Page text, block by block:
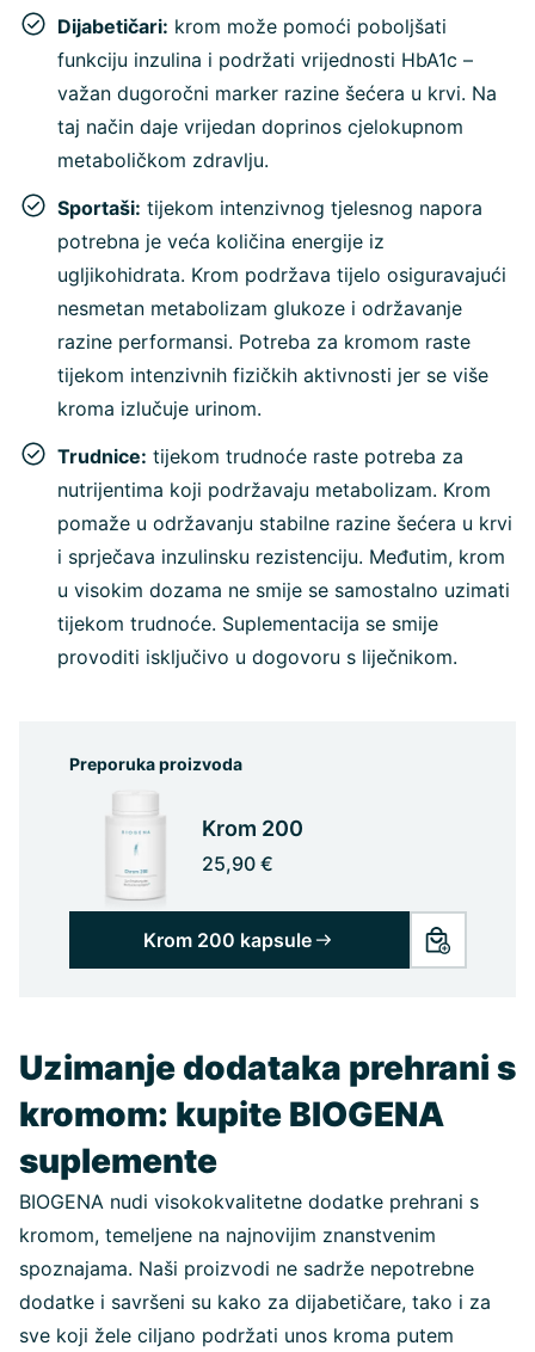
Dijabetičari: krom može pomoći poboljšati
funkciju inzulina i podržati vrijednosti HbA1c –
važan dugoročni marker razine šećera u krvi. Na
taj način daje vrijedan doprinos cjelokupnom
metaboličkom zdravlju.
Sportaši: tijekom intenzivnog tjelesnog napora
potrebna je veća količina energije iz
ugljikohidrata. Krom podržava tijelo osiguravajući
nesmetan metabolizam glukoze i održavanje
razine performansi. Potreba za kromom raste
tijekom intenzivnih fizičkih aktivnosti jer se više
kroma izlučuje urinom.
Trudnice: tijekom trudnoće raste potreba za
nutrijentima koji podržavaju metabolizam. Krom
pomaže u održavanju stabilne razine šećera u krvi
i sprječava inzulinsku rezistenciju. Međutim, krom
u visokim dozama ne smije se samostalno uzimati
tijekom trudnoće. Suplementacija se smije
provoditi isključivo u dogovoru s liječnikom.
Preporuka proizvoda
Krom 200
25,90 €
Krom 200 kapsule
Uzimanje dodataka prehrani s
kromom: kupite BIOGENA
suplemente
BIOGENA nudi visokokvalitetne dodatke prehrani s
kromom, temeljene na najnovijim znanstvenim
spoznajama. Naši proizvodi ne sadrže nepotrebne
dodatke i savršeni su kako za dijabetičare, tako i za
sve koji žele ciljano podržati unos kroma putem